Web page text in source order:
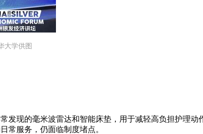
大学供图
现的毫米波雷达和智能床垫，用于减轻高负担护理动
常服务，仍面临制度堵点。